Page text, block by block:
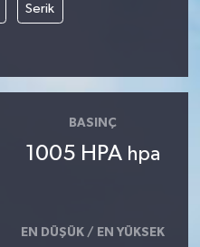
Serik
BASINÇ
1005 HPA hpa
EN DÜŞÜK / EN YÜKSEK